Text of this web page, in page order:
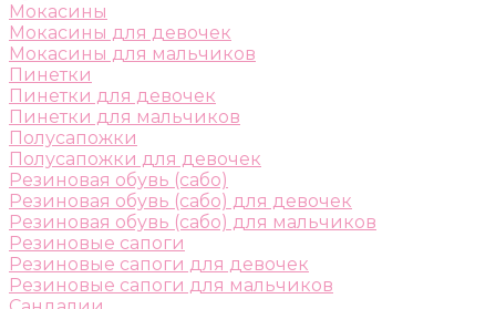
Мокасины
Мокасины для девочек
Мокасины для мальчиков
Пинетки
Пинетки для девочек
Пинетки для мальчиков
Полусапожки
Полусапожки для девочек
Резиновая обувь (сабо)
Резиновая обувь (сабо) для девочек
Резиновая обувь (сабо) для мальчиков
Резиновые сапоги
Резиновые сапоги для девочек
Резиновые сапоги для мальчиков